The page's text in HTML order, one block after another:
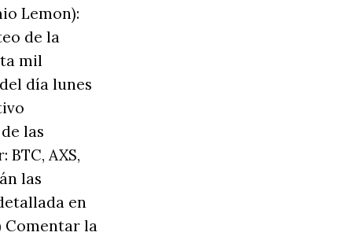
Lemon):
de la
mil
día lunes
las
AXS,
las
en
Comentar la